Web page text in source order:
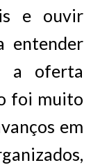
e ouvir
entender
a oferta
foi muito
em